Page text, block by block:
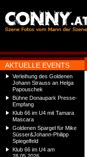
AKTUELLE EVENTS
Verleihung des Goldenen
Johann Strauss an Helga
Papouschek
Bühne Donaupark Presse-
Empfang
Klub 66 im U4 mit Tamara
Mascara
Goldenen Spargel für Mike
Süsser&Johann-Philipp
Spiegelfeld
Klub 66 im U4 am